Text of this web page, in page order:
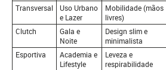
Transversal
Uso Urbano
e Lazer
Mobilidade (mãos
livres)
Clutch
Gala e
Noite
Design slim e
minimalista
Esportiva
Academia e
Lifestyle
Leveza e
respirabilidade